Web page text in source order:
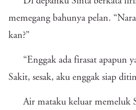
memegang bahunya pelan.
kan?”
“Enggak ada firasat apapun
Sakit, sesak, aku enggak siap
Air mataku keluar memeluk